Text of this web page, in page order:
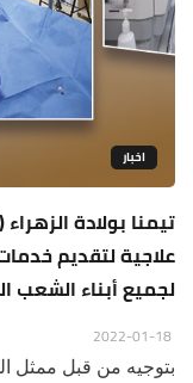
اخبار
تيمنا بولادة
علاجية لتقديم
لجميع أبناء الشعب
بتوجيه من قبل ممثل